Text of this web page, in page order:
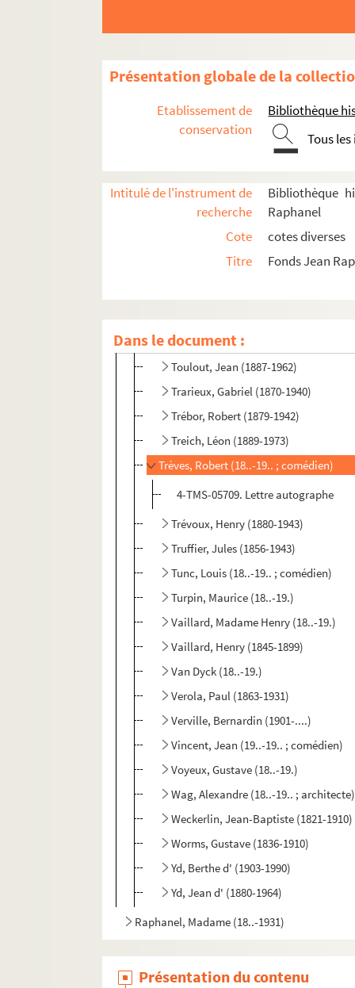
Présentation globale de la
Etablissement de
conservation
Bibliothèque
Tous
Intitulé de l'instrument de
recherche
Bibliothèque
Raphanel
Cote
cotes diverses
Titre
Fonds Jean
Dans le document :
Stephen, Pierre (1890-1980)
Syma, Rose (1868-19.)
Tailhade, Laurent (1854-1919)
Taillade, Madeleine (18..-19.. ;
Tarride, Abel (1865-1951)
Templay, Monsieur (18..-19.)
Téry, Gustave (1871-1928)
Tessandier, Aimée Jeanne (1851-1923)
Thurner, H. (18..-19.)
Timmory, Gabriel (1870-1965)
Toulout, Jean (1887-1962)
Trarieux, Gabriel (1870-1940)
Trébor, Robert (1879-1942)
Treich, Léon (1889-1973)
Trèves, Robert (18..-19.. ; comédien)
4-TMS-05709. Lettre autographe
Trévoux, Henry (1880-1943)
Truffier, Jules (1856-1943)
Tunc, Louis (18..-19.. ; comédien)
Turpin, Maurice (18..-19.)
Vaillard, Madame Henry (18..-19.)
Vaillard, Henry (1845-1899)
Van Dyck (18..-19.)
Verola, Paul (1863-1931)
Verville, Bernardin (1901-....)
Vincent, Jean (19..-19.. ; comédien)
Voyeux, Gustave (18..-19.)
Wag, Alexandre (18..-19.. ; architecte)
Weckerlin, Jean-Baptiste (1821-1910)
Worms, Gustave (1836-1910)
Yd, Berthe d' (1903-1990)
Yd, Jean d' (1880-1964)
Raphanel, Madame (18..-1931)
Présentation du contenu